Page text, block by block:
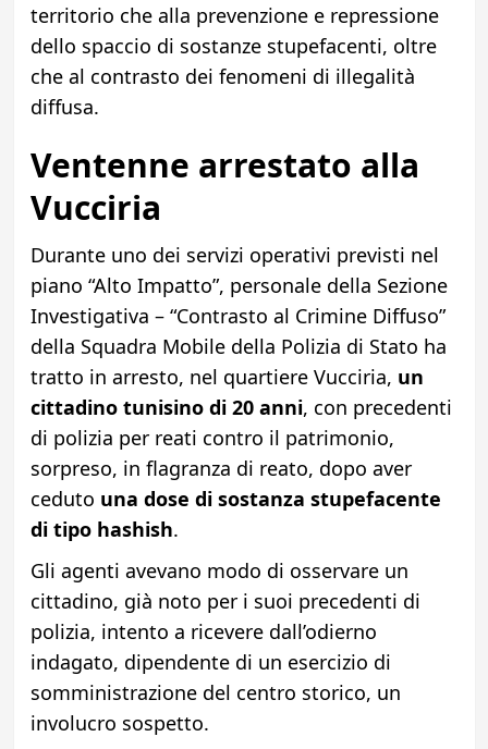
territorio che alla prevenzione e repressione
dello spaccio di sostanze stupefacenti, oltre
che al contrasto dei fenomeni di illegalità
diffusa.
Ventenne arrestato alla
Vucciria
Durante uno dei servizi operativi previsti nel
piano “Alto Impatto”, personale della Sezione
Investigativa – “Contrasto al Crimine Diffuso”
della Squadra Mobile della Polizia di Stato ha
tratto in arresto, nel quartiere Vucciria, un
cittadino tunisino di 20 anni, con precedenti
di polizia per reati contro il patrimonio,
sorpreso, in flagranza di reato, dopo aver
ceduto una dose di sostanza stupefacente
di tipo hashish.
Gli agenti avevano modo di osservare un
cittadino, già noto per i suoi precedenti di
polizia, intento a ricevere dall’odierno
indagato, dipendente di un esercizio di
somministrazione del centro storico, un
involucro sospetto.